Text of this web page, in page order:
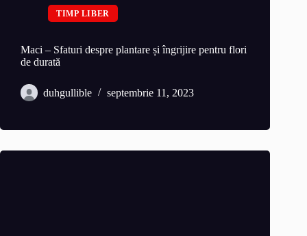
TIMP LIBER
Maci – Sfaturi despre plantare și îngrijire pentru flori
de durată
duhgullible septembrie 11, 2023